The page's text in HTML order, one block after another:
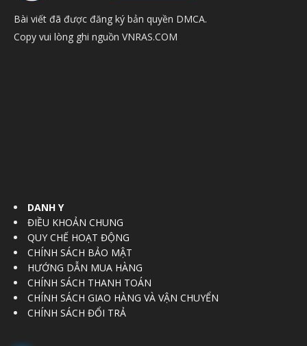
Bài viết đã được đăng ký bản quyền DMCA.
Copy vui lòng ghi nguồn VNRAS.COM
DANH Y
ĐIỀU KHOẢN CHUNG
QUY CHẾ HOẠT ĐỘNG
CHÍNH SÁCH BẢO MẬT
HƯỚNG DẪN MUA HÀNG
CHÍNH SÁCH THANH TOÁN
CHÍNH SÁCH GIAO HÀNG VÀ VẬN CHUYỂN
CHÍNH SÁCH ĐỔI TRẢ